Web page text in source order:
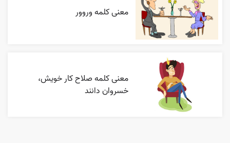
معنی کلمه وروور
معنی کلمه صلاح کار خویش،
خسروان دانند